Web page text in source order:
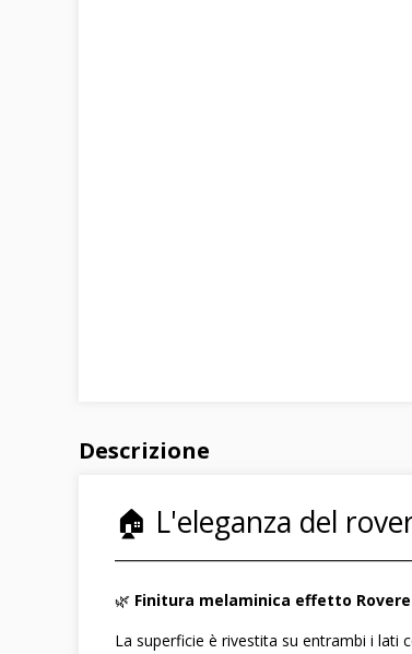
Descrizione
🏠 L'eleganza del
🌿 Finitura melaminica effetto
La superficie è rivestita su entrambi i lati